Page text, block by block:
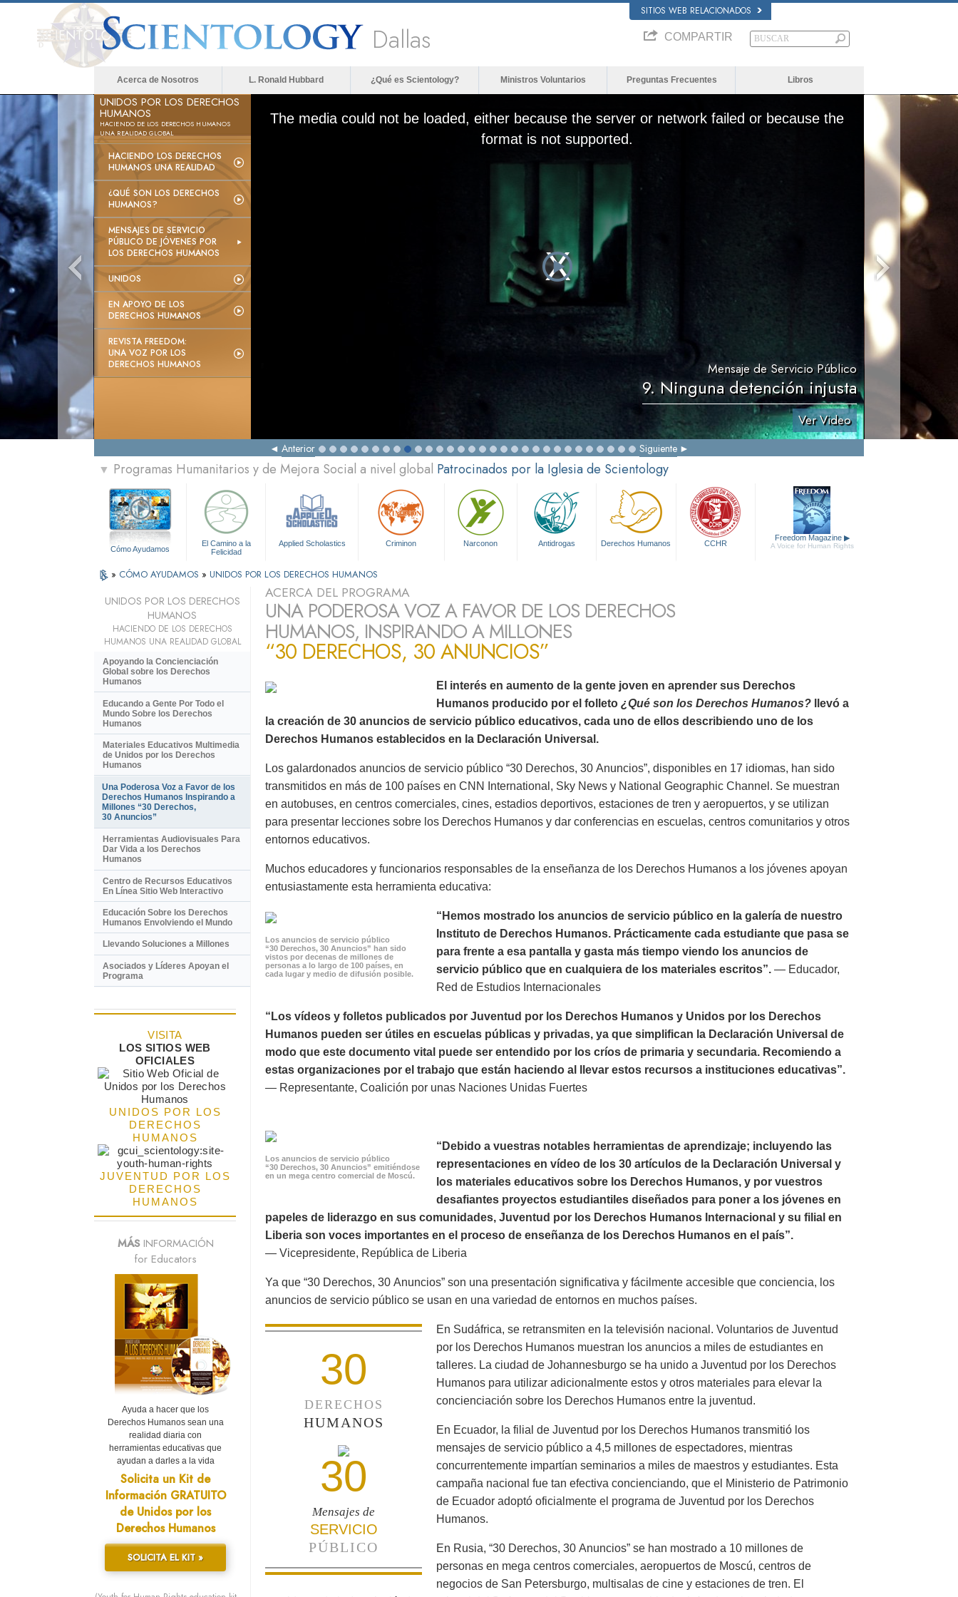
SITIOS WEB RELACIONADOS
Dallas COMPARTIR
Acerca de Nosotros L. Ronald Hubbard ¿Qué es Scientology? Ministros Voluntarios Preguntas Frecuentes Libros
UNIDOS POR LOS DERECHOS
HUMANOS
HACIENDO DE LOS DERECHOS HUMANOS
UNA REALIDAD GLOBAL
HACIENDO LOS DERECHOS
HUMANOS UNA REALIDAD
¿QUÉ SON LOS DERECHOS
HUMANOS?
MENSAJES DE SERVICIO
PÚBLICO DE JÓVENES POR
LOS DERECHOS HUMANOS
UNIDOS
EN APOYO DE LOS
DERECHOS HUMANOS
REVISTA FREEDOM:
UNA VOZ POR LOS
DERECHOS HUMANOS
The media could not be loaded, either because the server or network failed or because the
format is not supported.
Mensaje de Servicio Público
9. Ninguna detención injusta
Ver Video
Anterior Siguiente
▼ Programas Humanitarios y de Mejora Social a nivel global Patrocinados por la Iglesia de Scientology
Cómo Ayudamos
El Camino a la
Felicidad
Applied Scholastics Criminon Narconon Antidrogas Derechos Humanos CCHR
Freedom Magazine ▶
A Voice for Human Rights
» CÓMO AYUDAMOS » UNIDOS POR LOS DERECHOS HUMANOS
ACERCA DEL PROGRAMA
UNA PODEROSA VOZ A FAVOR DE LOS DERECHOS
HUMANOS, INSPIRANDO A MILLONES
“30 DERECHOS, 30 ANUNCIOS”
El interés en aumento de la gente joven en aprender sus Derechos
Humanos producido por el folleto ¿Qué son los Derechos Humanos? llevó a
la creación de 30 anuncios de servicio público educativos, cada uno de ellos describiendo uno de los
Derechos Humanos establecidos en la Declaración Universal.
Los galardonados anuncios de servicio público “30 Derechos, 30 Anuncios”, disponibles en 17 idiomas, han sido
transmitidos en más de 100 países en CNN International, Sky News y National Geographic Channel. Se muestran
en autobuses, en centros comerciales, cines, estadios deportivos, estaciones de tren y aeropuertos, y se utilizan
para presentar lecciones sobre los Derechos Humanos y dar conferencias en escuelas, centros comunitarios y otros
entornos educativos.
Muchos educadores y funcionarios responsables de la enseñanza de los Derechos Humanos a los jóvenes apoyan
entusiastamente esta herramienta educativa:
Los anuncios de servicio público
“30 Derechos, 30 Anuncios” han sido
vistos por decenas de millones de
personas a lo largo de 100 países, en
cada lugar y medio de difusión posible.
“Hemos mostrado los anuncios de servicio público en la galería de nuestro
Instituto de Derechos Humanos. Prácticamente cada estudiante que pasa se
para frente a esa pantalla y gasta más tiempo viendo los anuncios de
servicio público que en cualquiera de los materiales escritos”. — Educador,
Red de Estudios Internacionales
“Los vídeos y folletos publicados por Juventud por los Derechos Humanos y Unidos por los Derechos
Humanos pueden ser útiles en escuelas públicas y privadas, ya que simplifican la Declaración Universal de
modo que este documento vital puede ser entendido por los críos de primaria y secundaria. Recomiendo a
estas organizaciones por el trabajo que están haciendo al llevar estos recursos a instituciones educativas”.
— Representante, Coalición por unas Naciones Unidas Fuertes
Los anuncios de servicio público
“30 Derechos, 30 Anuncios” emitiéndose
en un mega centro comercial de Moscú.
“Debido a vuestras notables herramientas de aprendizaje; incluyendo las
representaciones en vídeo de los 30 artículos de la Declaración Universal y
los materiales educativos sobre los Derechos Humanos, y por vuestros
desafiantes proyectos estudiantiles diseñados para poner a los jóvenes en
papeles de liderazgo en sus comunidades, Juventud por los Derechos Humanos Internacional y su filial en
Liberia son voces importantes en el proceso de enseñanza de los Derechos Humanos en el país”.
— Vicepresidente, República de Liberia
Ya que “30 Derechos, 30 Anuncios” son una presentación significativa y fácilmente accesible que conciencia, los
anuncios de servicio público se usan en una variedad de entornos en muchos países.
30
DERECHOS
HUMANOS
30
Mensajes de
SERVICIO
PÚBLICO
En Sudáfrica, se retransmiten en la televisión nacional. Voluntarios de Juventud
por los Derechos Humanos muestran los anuncios a miles de estudiantes en
talleres. La ciudad de Johannesburgo se ha unido a Juventud por los Derechos
Humanos para utilizar adicionalmente estos y otros materiales para elevar la
concienciación sobre los Derechos Humanos entre la juventud.
En Ecuador, la filial de Juventud por los Derechos Humanos transmitió los
mensajes de servicio público a 4,5 millones de espectadores, mientras
concurrentemente impartían seminarios a miles de maestros y estudiantes. Esta
campaña nacional fue tan efectiva concienciando, que el Ministerio de Patrimonio
de Ecuador adoptó oficialmente el programa de Juventud por los Derechos
Humanos.
En Rusia, “30 Derechos, 30 Anuncios” se han mostrado a 10 millones de
personas en mega centros comerciales, aeropuertos de Moscú, centros de
negocios de San Petersburgo, multisalas de cine y estaciones de tren. El
UNIDOS POR LOS DERECHOS
HUMANOS
HACIENDO DE LOS DERECHOS
HUMANOS UNA REALIDAD GLOBAL
Apoyando la Concienciación
Global sobre los Derechos
Humanos
Educando a Gente Por Todo el
Mundo Sobre los Derechos
Humanos
Materiales Educativos Multimedia
de Unidos por los Derechos
Humanos
Una Poderosa Voz a Favor de los
Derechos Humanos Inspirando a
Millones “30 Derechos,
30 Anuncios”
Herramientas Audiovisuales Para
Dar Vida a los Derechos
Humanos
Centro de Recursos Educativos
En Línea Sitio Web Interactivo
Educación Sobre los Derechos
Humanos Envolviendo el Mundo
Llevando Soluciones a Millones
Asociados y Líderes Apoyan el
Programa
VISITA
LOS SITIOS WEB
OFICIALES
UNIDOS POR LOS
DERECHOS
HUMANOS
JUVENTUD POR LOS
DERECHOS
HUMANOS
MÁSINFORMACIÓN
for Educators
Ayuda a hacer que los
Derechos Humanos sean una
realidad diaria con
herramientas educativas que
ayudan a darles a la vida
Solicita un Kit de
Información GRATUITO
de Unidos por los
Derechos Humanos
SOLICITA EL KIT »